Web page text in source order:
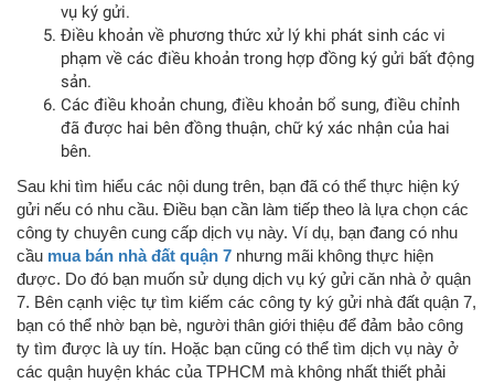
vụ ký gửi.
Điều khoản về phương thức xử lý khi phát sinh các vi
phạm về các điều khoản trong hợp đồng ký gửi bất động
sản.
Các điều khoản chung, điều khoản bổ sung, điều chỉnh
đã được hai bên đồng thuận, chữ ký xác nhận của hai
bên.
Sau khi tìm hiểu các nội dung trên, bạn đã có thể thực hiện ký
gửi nếu có nhu cầu. Điều bạn cần làm tiếp theo là lựa chọn các
công ty chuyên cung cấp dịch vụ này. Ví dụ, bạn đang có nhu
cầu mua bán nhà đất quận 7 nhưng mãi không thực hiện
được. Do đó bạn muốn sử dụng dịch vụ ký gửi căn nhà ở quận
7. Bên cạnh việc tự tìm kiếm các công ty ký gửi nhà đất quận 7,
bạn có thể nhờ bạn bè, người thân giới thiệu để đảm bảo công
ty tìm được là uy tín. Hoặc bạn cũng có thể tìm dịch vụ này ở
các quận huyện khác của TPHCM mà không nhất thiết phải